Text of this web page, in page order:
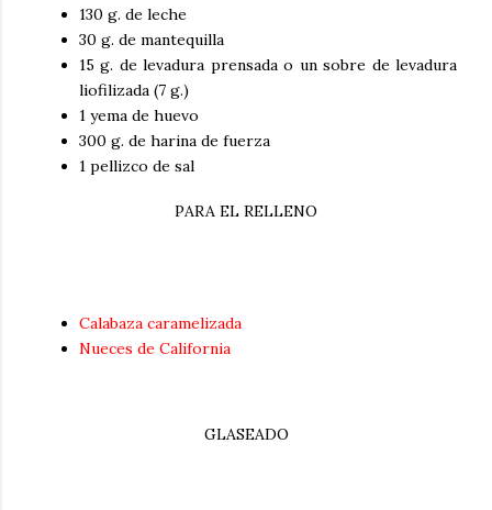
130 g. de leche
30 g. de mantequilla
15 g. de levadura prensada o un sobre de levadura
liofilizada (7 g.)
1 yema de huevo
300 g. de harina de fuerza
1 pellizco de sal
PARA EL RELLENO
Calabaza caramelizada
Nueces de California
GLASEADO